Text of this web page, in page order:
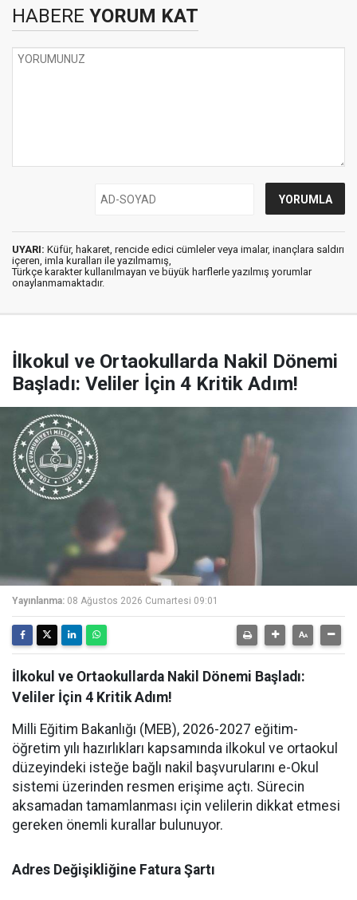
HABERE YORUM KAT
UYARI: Küfür, hakaret, rencide edici cümleler veya imalar, inançlara saldırı
içeren, imla kuralları ile yazılmamış,
Türkçe karakter kullanılmayan ve büyük harflerle yazılmış yorumlar
onaylanmamaktadır.
İlkokul ve Ortaokullarda Nakil Dönemi
Başladı: Veliler İçin 4 Kritik Adım!
Yayınlanma: 08 Ağustos 2026 Cumartesi 09:01
İlkokul ve Ortaokullarda Nakil Dönemi Başladı:
Veliler İçin 4 Kritik Adım!
Milli Eğitim Bakanlığı (MEB), 2026-2027 eğitim-
öğretim yılı hazırlıkları kapsamında ilkokul ve ortaokul
düzeyindeki isteğe bağlı nakil başvurularını e-Okul
sistemi üzerinden resmen erişime açtı. Sürecin
aksamadan tamamlanması için velilerin dikkat etmesi
gereken önemli kurallar bulunuyor.
Adres Değişikliğine Fatura Şartı